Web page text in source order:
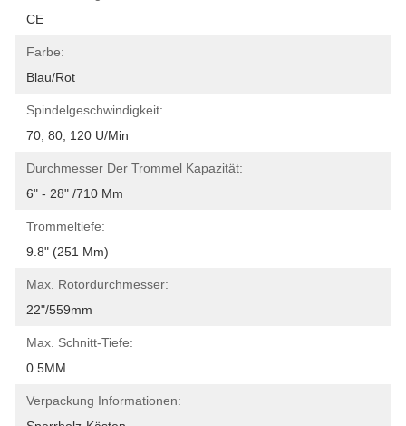
CE
Farbe:
Blau/rot
Spindelgeschwindigkeit:
70, 80, 120 U/min
Durchmesser Der Trommel Kapazität:
6" - 28" /710 Mm
Trommeltiefe:
9.8" (251 Mm)
Max. Rotordurchmesser:
22"/559mm
Max. Schnitt-Tiefe:
0.5MM
Verpackung Informationen: